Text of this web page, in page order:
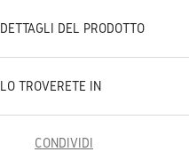
DETTAGLI DEL PRODOTTO
LO TROVERETE IN
CONDIVIDI